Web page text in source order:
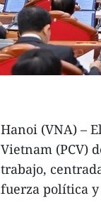
Hanoi (VNA) –
Vietnam (PCV)
trabajo,
fuerza política